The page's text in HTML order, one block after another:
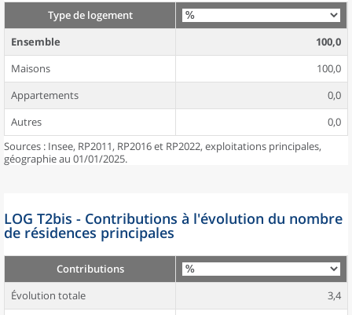
Type de logement
Ensemble
100,0
Maisons
100,0
Appartements
0,0
Autres
0,0
Sources : Insee, RP2011, RP2016 et RP2022, exploitations principales,
géographie au 01/01/2025.
LOG T2bis - Contributions à l'évolution du nombre
de résidences principales
Contributions
Évolution totale
3,4